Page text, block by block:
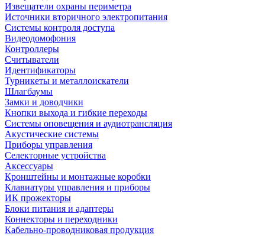
Извещатели охраны периметра
Источники вторичного электропитания
Системы контроля доступа
Видеодомофония
Контроллеры
Считыватели
Идентификаторы
Турникеты и металлоискатели
Шлагбаумы
Замки и доводчики
Кнопки выхода и гибкие переходы
Системы оповещения и аудиотрансляция
Акустические системы
Приборы управления
Селекторные устройства
Аксессуары
Кронштейны и монтажные коробки
Клавиатуры управления и приборы
ИК прожекторы
Блоки питания и адаптеры
Коннекторы и переходники
Кабельно-проводниковая продукция